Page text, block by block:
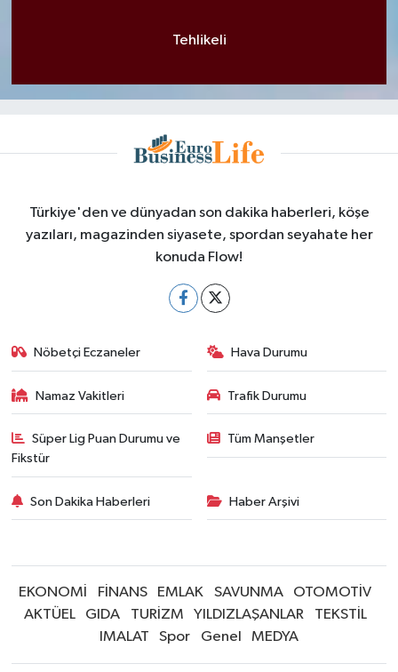
Tehlikeli
Türkiye'den ve dünyadan son dakika haberleri, köşe
yazıları, magazinden siyasete, spordan seyahate her
konuda Flow!
Nöbetçi Eczaneler Hava Durumu
Namaz Vakitleri Trafik Durumu
Süper Lig Puan Durumu ve
Fikstür
Tüm Manşetler
Son Dakika Haberleri Haber Arşivi
EKONOMİ FİNANS EMLAK SAVUNMA
OTOMOTİV
AKTÜEL
GIDA TURİZM YILDIZLAŞANLAR
TEKSTİL
IMALAT
Spor Genel MEDYA